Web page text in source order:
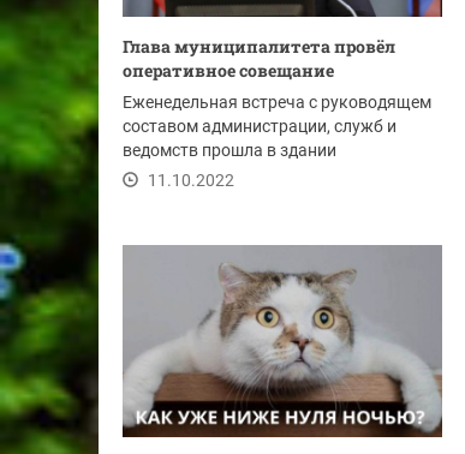
Глава муниципалитета провёл
оперативное совещание
Еженедельная встреча с руководящем
составом администрации, служб и
ведомств прошла в здании
администрации...
11.10.2022